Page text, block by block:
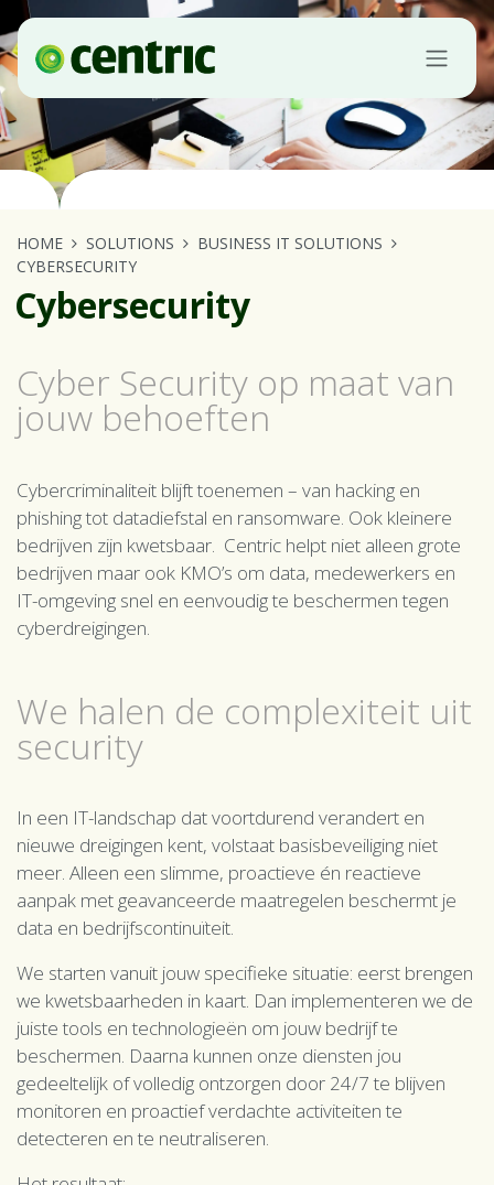
Overslaan naar inhoud
HOME SOLUTIONS
BUSINESS IT SOLUTIONS
CYBERSECURITY
Cybersecurity
Cyber Security op maat van
jouw behoeften
Cybercriminaliteit blijft toenemen – van hacking en
phishing tot datadiefstal en ransomware. Ook kleinere
bedrijven zijn kwetsbaar. Centric helpt niet alleen grote
bedrijven maar ook KMO’s om data, medewerkers en
IT-omgeving snel en eenvoudig te beschermen tegen
cyberdreigingen.
We halen de complexiteit uit
security
In een IT-landschap dat voortdurend verandert en
nieuwe dreigingen kent, volstaat basisbeveiliging niet
meer. Alleen een slimme, proactieve én reactieve
aanpak met geavanceerde maatregelen beschermt je
data en bedrijfscontinuïteit.
We starten vanuit jouw specifieke situatie: eerst brengen
we kwetsbaarheden in kaart. Dan implementeren we de
juiste tools en technologieën om jouw bedrijf te
beschermen. Daarna kunnen onze diensten jou
gedeeltelijk of volledig ontzorgen door 24/7 te blijven
monitoren en proactief verdachte activiteiten te
detecteren en te neutraliseren.